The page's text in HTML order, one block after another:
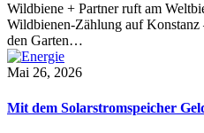
Wildbiene + Partner ruft am
Wildbienen-Zählung auf Konstanz
den Garten…
Mai 26, 2026
Mit dem Solarstromspeicher